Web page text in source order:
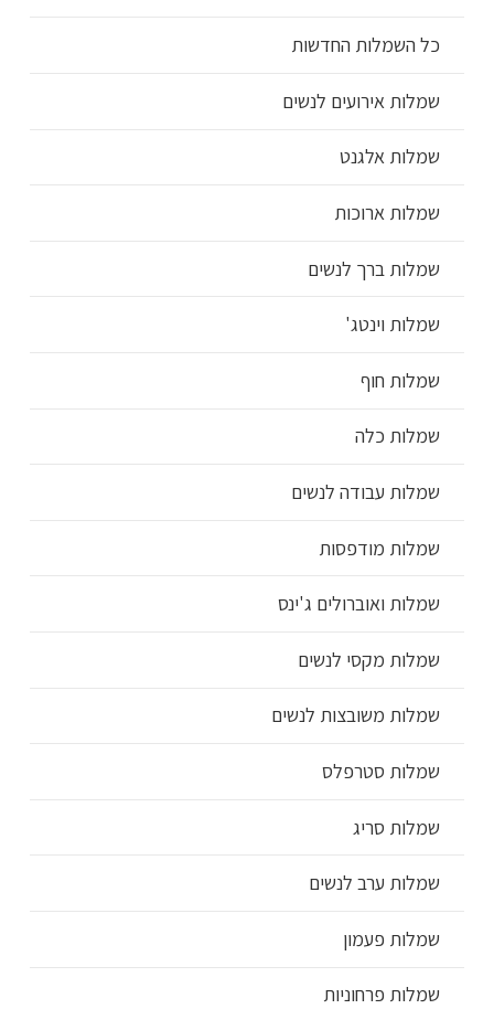
כל השמלות החדשות
שמלות אירועים לנשים
שמלות אלגנט
שמלות ארוכות
שמלות ברך לנשים
שמלות וינטג'
שמלות חוף
שמלות כלה
שמלות עבודה לנשים
שמלות מודפסות
שמלות ואוברולים ג'ינס
שמלות מקסי לנשים
שמלות משובצות לנשים
שמלות סטרפלס
שמלות סריג
שמלות ערב לנשים
שמלות פעמון
שמלות פרחוניות